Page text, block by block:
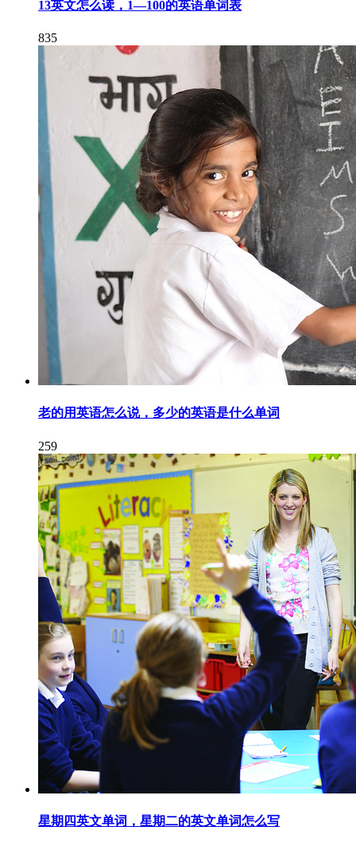
13英文怎么读，1—100的英语单词表
835
老的用英语怎么说，多少的英语是什么单词
259
星期四英文单词，星期二的英文单词怎么写